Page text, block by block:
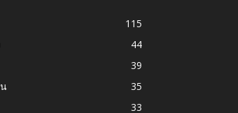
115
44
39
35
33